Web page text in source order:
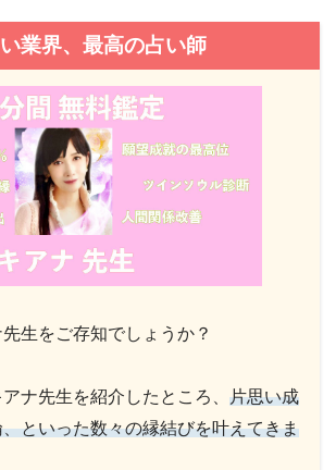
業界、最高の占い師
生をご存知でしょうか？
ナ先生を紹介したところ、 片思い成
といった数々の縁結びを叶えてきま